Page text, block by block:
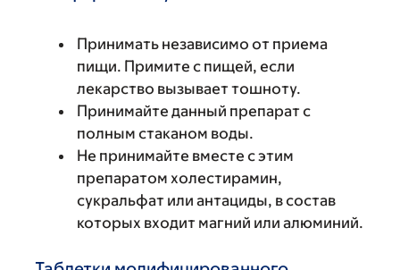
Принимать независимо от приема
пищи. Примите с пищей, если
лекарство вызывает тошноту.
Принимайте данный препарат с
полным стаканом воды.
Не принимайте вместе с этим
препаратом холестирамин,
сукральфат или антациды, в состав
которых входит магний или алюминий.